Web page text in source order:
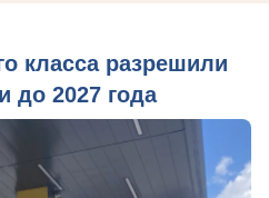
класса разрешили
до 2027 года